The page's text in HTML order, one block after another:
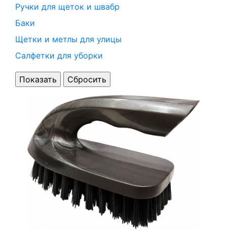
Ручки для щеток и швабр
Баки
Щетки и метлы для улицы
Салфетки для уборки